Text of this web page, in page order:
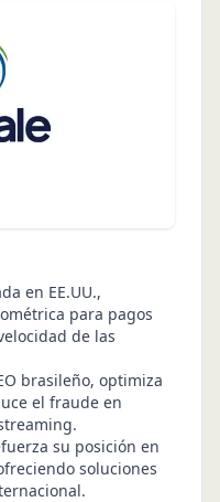
en EE.UU.,
para pagos
de las
brasileño, optimiza
el fraude en
su posición en
soluciones